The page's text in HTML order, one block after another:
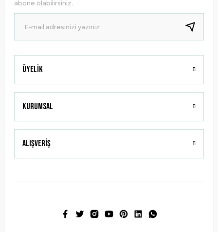
Ürün fiyatı diğer sitelerden daha pahalı.
Bu ürüne benzer farklı alternatifler olmalı.
Gönder
Üyelik
Kurumsal
Alışveriş
abone olabilirsiniz.